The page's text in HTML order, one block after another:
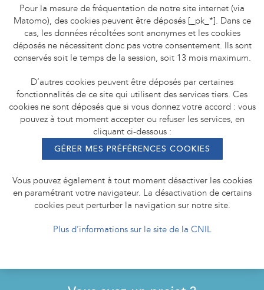
Pour la mesure de fréquentation de notre site internet (via
Matomo), des cookies peuvent être déposés [_pk_*]. Dans ce
cas, les données récoltées sont anonymes et les cookies
déposés ne nécessitent donc pas votre consentement. Ils sont
conservés soit le temps de la session, soit 13 mois maximum.
D’autres cookies peuvent être déposés par certaines
fonctionnalités de ce site qui utilisent des services tiers. Ces
cookies ne sont déposés que si vous donnez votre accord : vous
pouvez à tout moment accepter ou refuser les services, en
cliquant ci-dessous :
GÉRER MES PRÉFÉRENCES COOKIES
Vous pouvez également à tout moment désactiver les cookies
en paramétrant votre navigateur. La désactivation de certains
cookies peut perturber la navigation sur notre site.
Plus d’informations sur le site de la CNIL